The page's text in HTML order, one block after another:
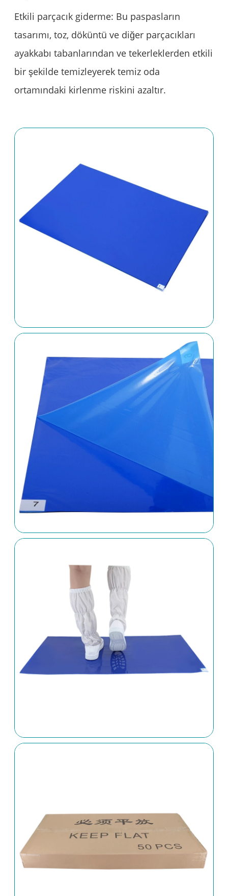
Etkili parçacık giderme: Bu paspasların
tasarımı, toz, döküntü ve diğer parçacıkları
ayakkabı tabanlarından ve tekerleklerden etkili
bir şekilde temizleyerek temiz oda
ortamındaki kirlenme riskini azaltır.